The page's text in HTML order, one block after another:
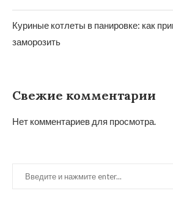
Куриные котлеты в панировке: как
заморозить
Свежие комментарии
Нет комментариев для просмотра.